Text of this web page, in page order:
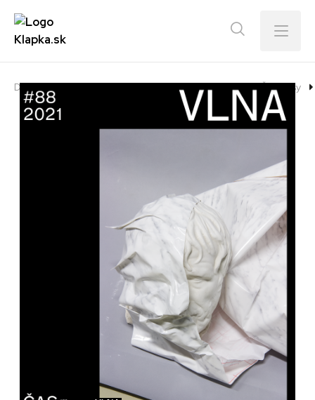
Menu
Domov E-shop Tituly iných vydavateľstiev Časopisy